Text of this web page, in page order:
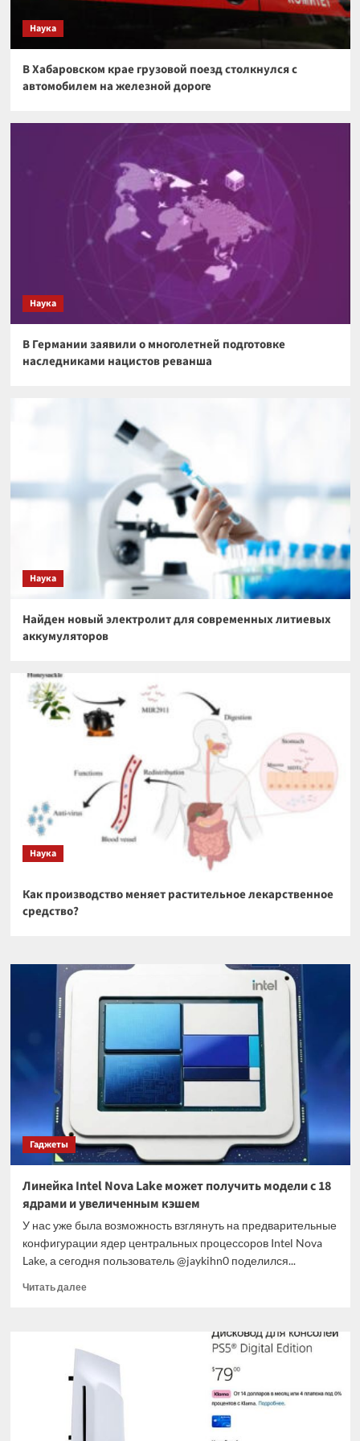
странную прямоугольную структуру
Загадочная аномалия на краю Солнечной
системы может указывать на существование
Космос
Космический гигант: почему Веста — самый
необычный астероид Солнечной системы
Наука
В Хабаровском крае грузовой поезд столкнулся с
автомобилем на железной дороге
Наука
В Германии заявили о многолетней подготовке
наследниками нацистов реванша
Наука
Найден новый электролит для современных литиевых
аккумуляторов
Наука
Как производство меняет растительное лекарственное
средство?
Гаджеты
Линейка Intel Nova Lake может получить модели с 18
ядрами и увеличенным кэшем
У нас уже была возможность взглянуть на предварительные
конфигурации ядер центральных процессоров Intel Nova
Lake, а сегодня пользователь @jaykihn0 поделился...
Читать далееПрочитать
Nova
может